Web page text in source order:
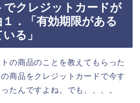
でクレジットカードが
．「有効期限がある
る」
の商品のことを教えてもらった
商品をクレジットカードで今す
たんですよね。でも、、、。